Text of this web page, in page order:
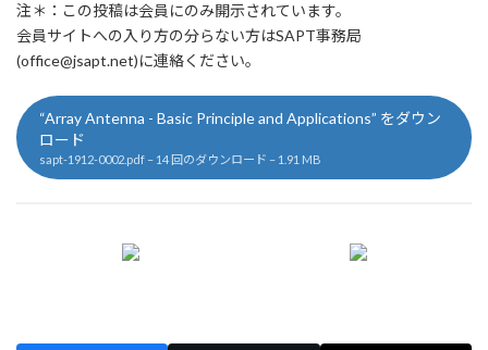
注＊：この投稿は会員にのみ開示されています。
会員サイトへの入り方の分らない方はSAPT事務局
(office@jsapt.net)に連絡ください。
“Array Antenna - Basic Principle and Applications” をダウン
ロード
sapt-1912-0002.pdf – 14 回のダウンロード – 1.91 MB